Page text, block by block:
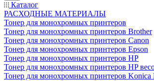
Каталог
РАСХОДНЫЕ МАТЕРИАЛЫ
Тонер для монохромных принтеров
Тонер для монохромных принтеров Brother
Тонер для монохромных принтеров Canon
Тонер для монохромных принтеров Epson
Тонер для монохромных принтеров HP
Тонер для монохромных принтеров HP
Тонер для монохромных принтеров Konica